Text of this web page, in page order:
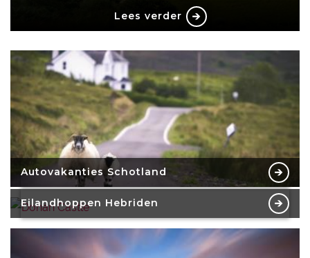
Lees verder
Autovakanties Schotland
Eilandhoppen Hebriden